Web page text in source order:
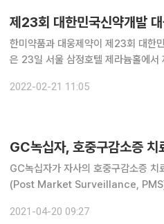
제23회 대한민국신약개발
한미약품과 대웅제약이 제23회 대한
은 23일 서울 삼정호텔 제라늄홀에
‘롤론티스’를 개발한 한미약품이 선
2022-02-21 11:05
GC녹십자, 호중구감소증 치
GC녹십자가 자사의 호중구감소증 치
(Post Market Surveillance, PMS)
았다. 항암치료 시 체내 호중구 수치
2021-04-20 09:27